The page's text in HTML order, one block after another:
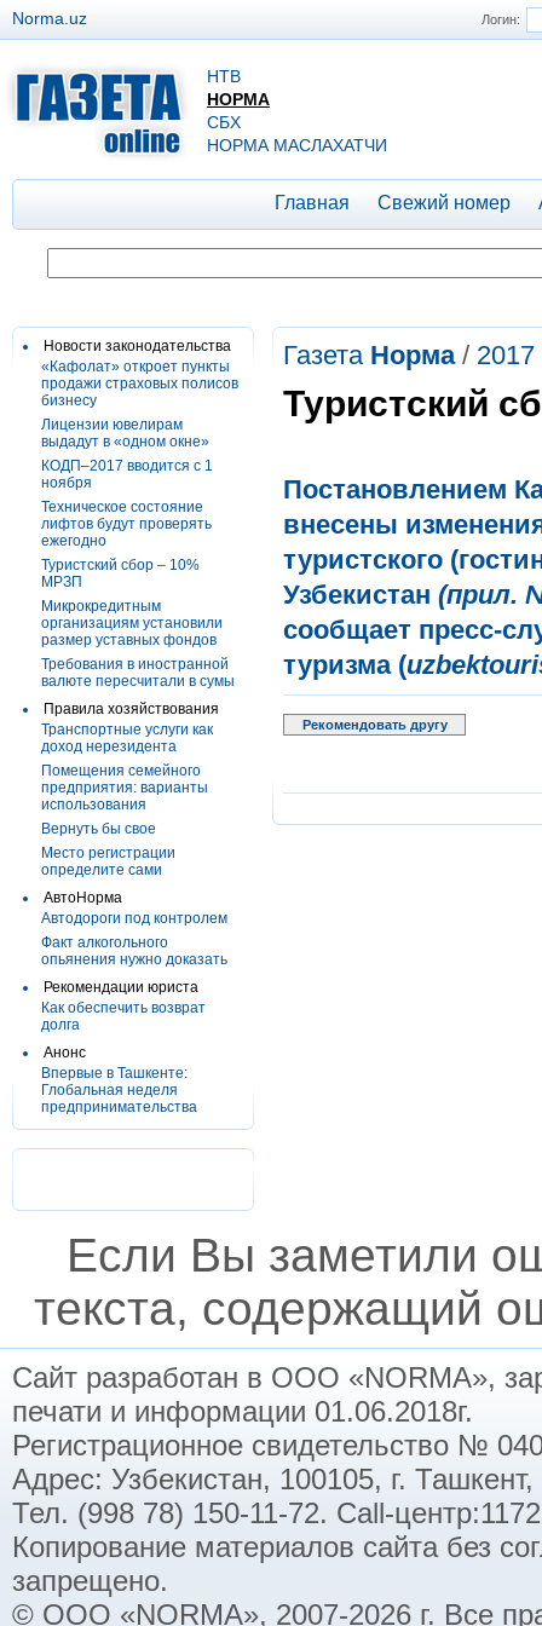
Логин:
Norma.uz
НТВ
НОРМА
СБХ
НОРМА МАСЛАХАТЧИ
Главная Свежий номер
Новости законодательства
«Кафолат» откроет пункты
продажи страховых полисов
бизнесу
Лицензии ювелирам
выдадут в «одном окне»
КОДП–2017 вводится с 1
ноября
Техническое состояние
лифтов будут проверять
ежегодно
Туристский сбор – 10%
МРЗП
Микрокредитным
организациям установили
размер уставных фондов
Требования в иностранной
валюте пересчитали в сумы
Правила хозяйствования
Транспортные услуги как
доход нерезидента
Помещения семейного
предприятия: варианты
использования
Вернуть бы свое
Место регистрации
определите сами
АвтоНорма
Автодороги под контролем
Факт алкогольного
опьянения нужно доказать
Рекомендации юриста
Как обеспечить возврат
долга
Анонс
Впервые в Ташкенте:
Глобальная неделя
предпринимательства
Газета Норма/ 2017
Туристский
Постановлением
внесены
туристского
Узбекистан (прил.
сообщает пресс-
туризма (
Рекомендовать другу
Если Вы заметили
текста, содержащий
Сайт разработан в ООО «NORMA»,
печати и информации 01.06.2018г.
Регистрационное свидетельство №
Адрес: Узбекистан, 100105, г.
Тел. (998 78) 150-11-72. Call-
Копирование материалов сайта без
запрещено.
© ООО «NORMA», 2007-2026 г. Все